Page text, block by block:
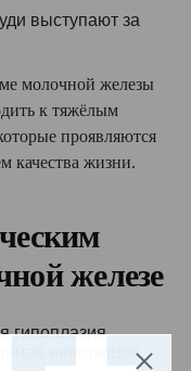
выступают за
молочной железы
к тяжёлым
проявляются
качества жизни.
железе
гипоплазия
инволюция.